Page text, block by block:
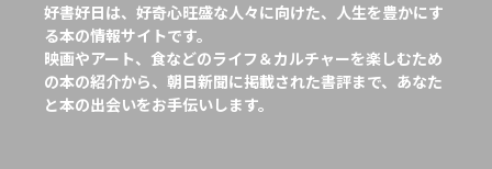
好書好日は、好奇心旺盛な人々に向けた、人生を豊かにす
る本の情報サイトです。
映画やアート、食などのライフ＆カルチャーを楽しむため
の本の紹介から、朝日新聞に掲載された書評まで、あなた
と本の出会いをお手伝いします。